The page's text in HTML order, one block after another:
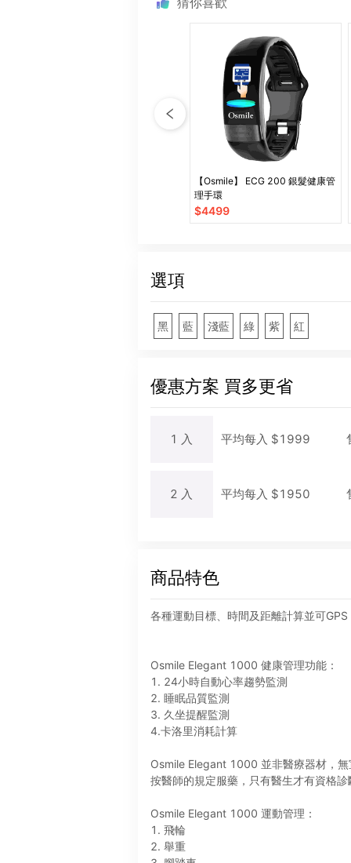
【Osmile】 ECG 200 銀髮健康管
理手環
$4499
選項
黑 藍 淺藍 綠 紫 紅
優惠方案 買多更省
1 入 平均每入 $1999
2 入 平均每入 $1950
商品特色
各種運動目標、時間及距離計算並可
Osmile Elegant 1000 健康管理功能：
1. 24小時自動心率趨勢監測
2. 睡眠品質監測
3. 久坐提醒監測
4.卡洛里消耗計算
Osmile Elegant 1000 並非醫療器材，
按醫師的規定服藥，只有醫生才有資格
Osmile Elegant 1000 運動管理：
1. 飛輪
2. 舉重